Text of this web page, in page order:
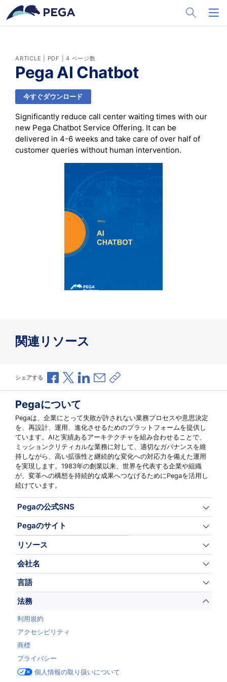
メインコンテンツに飛ぶ
Toggle
ARTICLE | PDF | 4 ページ数
Pega AI Chatbot
今すぐダウンロード
Significantly reduce call center waiting times with our
new Pega Chatbot Service Offering. It can be
delivered in 4-6 weeks and take care of over half of
customer queries without human intervention.
関連リソース
シェアする Facebookで共有
Xで共有LinkedInで共有
メールで共有
共有リンクをコピー
Pegaについて
Pegaは、企業にとって失敗が許されない業務プロセスや意思決定
を、再設計、運用、進化させるためのプラットフォームを提供し
ています。AIと実績あるアーキテクチャを組み合わせることで、
ミッションクリティカルな業務に対して、適切なガバナンスを維
持しながら、高い拡張性と継続的な変化への対応力を備えた運用
を実現します。1983年の創業以来、世界を代表する企業や組織
が、変革への構想を持続的な成果へつなげるためにPegaを活用し
続けています。
Pegaの公式SNS
Pegaのサイト
リソース
会社名
言語
法務
利用規約
アクセシビリティ
商標
プライバシー
個人情報の取り扱いについて